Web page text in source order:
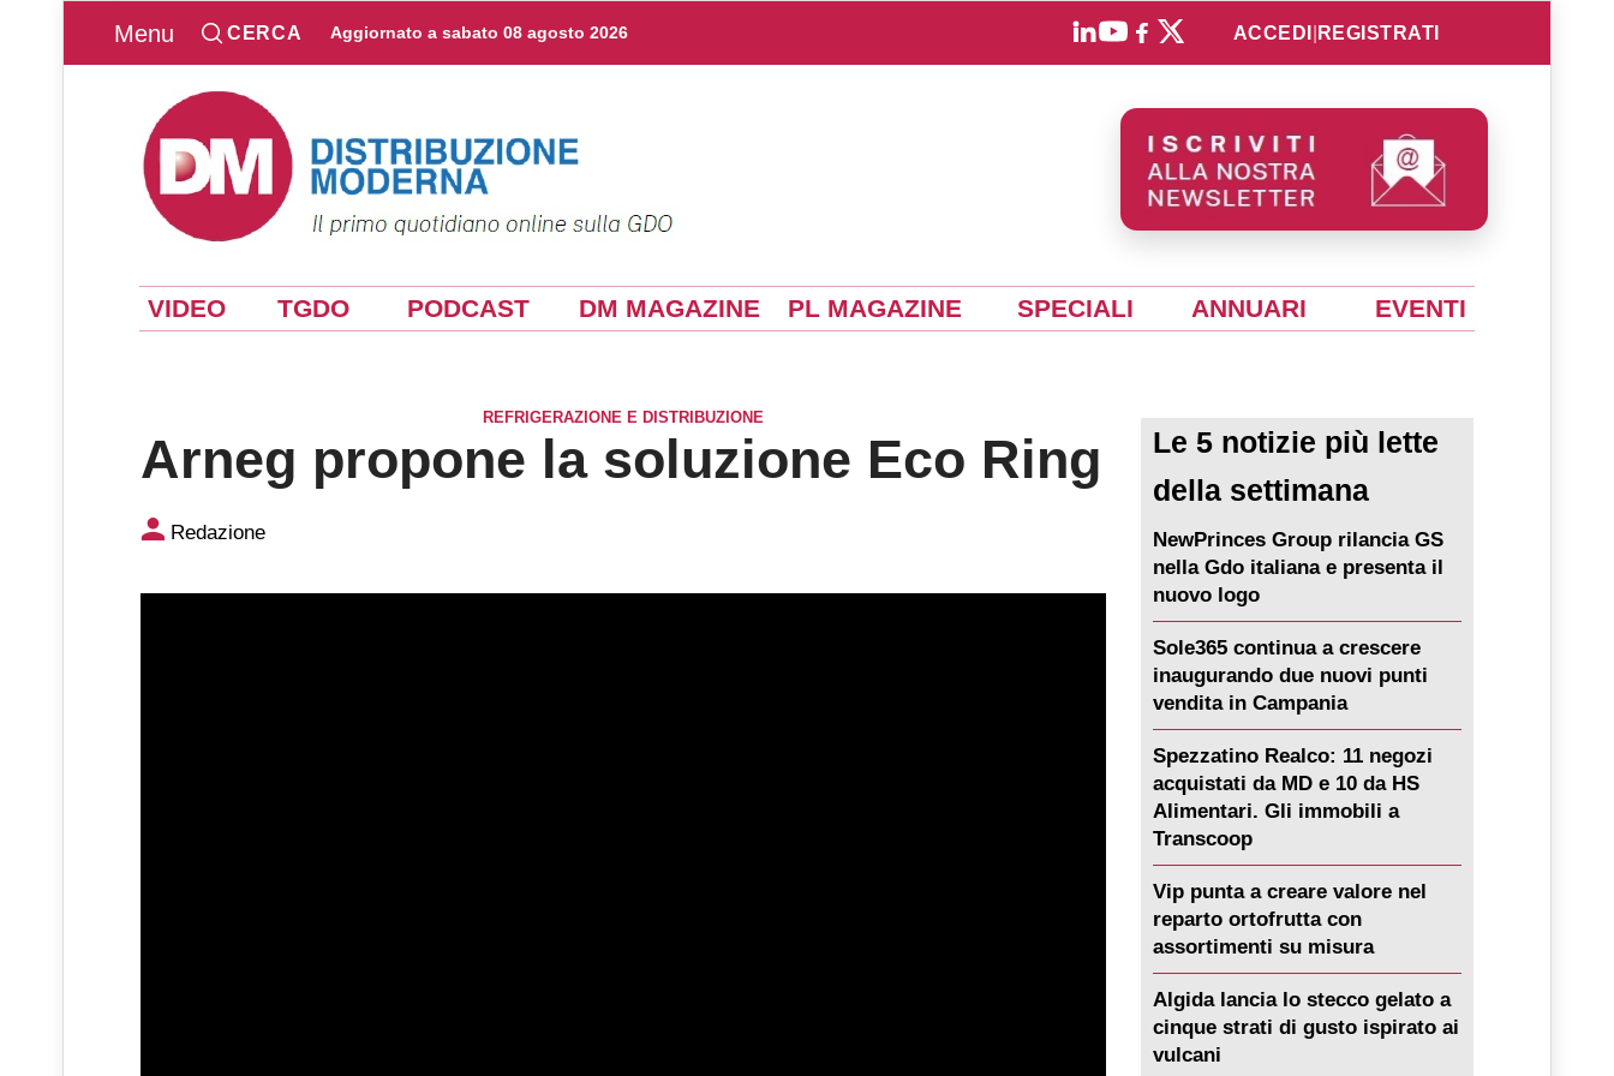
Menu CERCA Aggiornato a sabato 08 agosto 2026 ACCEDI REGISTRATI
VIDEO TGDO PODCAST DM MAGAZINE PL MAGAZINE SPECIALI ANNUARI EVENTI
REFRIGERAZIONE E DISTRIBUZIONE
Arneg propone la soluzione Eco Ring
Arneg propone la soluzione Eco Ring
Redazione
Le 5 notizie più lette
della settimana
NewPrinces Group rilancia GS
nella Gdo italiana e presenta il
nuovo logo
Sole365 continua a crescere
inaugurando due nuovi punti
vendita in Campania
Spezzatino Realco: 11 negozi
acquistati da MD e 10 da HS
Alimentari. Gli immobili a
Transcoop
Vip punta a creare valore nel
reparto ortofrutta con
assortimenti su misura
Algida lancia lo stecco gelato a
cinque strati di gusto ispirato ai
vulcani